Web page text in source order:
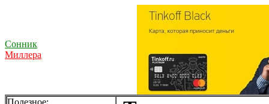
Сонник
Миллера
Полезное: